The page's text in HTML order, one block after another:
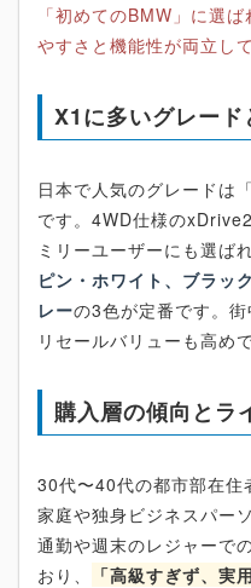
「初めてのBMW」に選
やすさと機能性が両立し
X1に多いグレード
日本で人気のグレードは
です。4WD仕様の
ミリーユーザーにも選ば
ピン・ホワイト、ブラッ
レーの3色が定番です。街
リセールバリューも高めで
購入層の傾向とラ
30代〜40代の都市部在住
家庭や独身ビジネスパー
通勤や週末のレジャーで
おり、
「高級すぎず、実